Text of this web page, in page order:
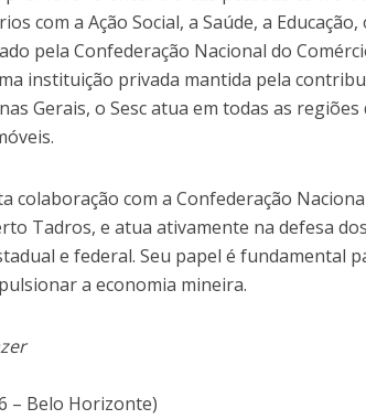
com a Ação Social, a Saúde, a Educação,
pela Confederação Nacional do
instituição privada mantida pela
Gerais, o Sesc atua em todas as regiões
colaboração com a Confederação
Tadros, e atua ativamente na defesa dos
e federal. Seu papel é fundamental
a economia mineira.
– Belo Horizonte)